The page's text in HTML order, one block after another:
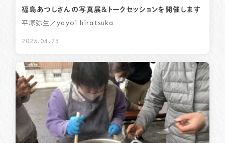
福島あつしさんの写真展＆トークセッションを開催します
平塚弥生 ／yayoi hiratsuka
2025.04.23